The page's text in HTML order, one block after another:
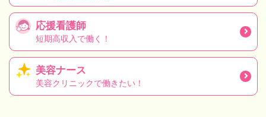
応援看護師
短期高収入で働く！
美容ナース
美容クリニックで働きたい！